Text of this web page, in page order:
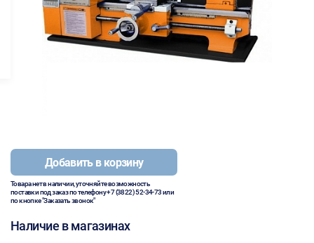
Добавить в корзину
Товара нет в наличии, уточняйте возможность
поставки под заказ по телефону+7 (3822) 52-34-73или
по кнопке "Заказать звонок"
Наличие в магазинах